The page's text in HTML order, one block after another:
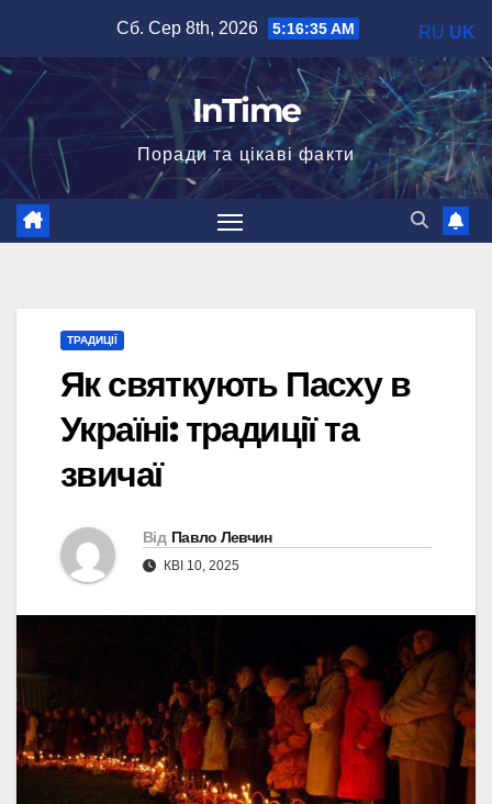
вмісту
Сб. Сер 8th, 2026 5:16:36 AM
InTime
Поради та цікаві факти
ТРАДИЦІЇ
Як святкують Пасху в
Україні: традиції та
звичаї
Від Павло Левчин
КВІ 10, 2025
RU UK